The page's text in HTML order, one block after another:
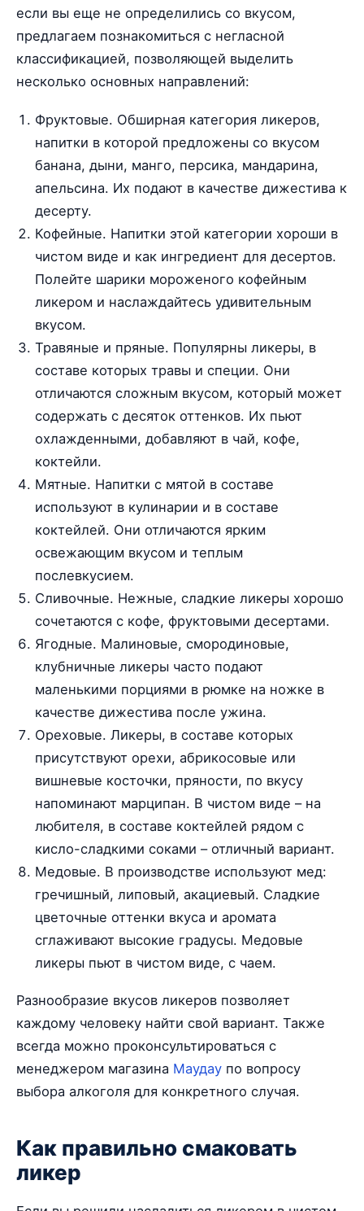
если вы еще не определились со вкусом,
предлагаем познакомиться с негласной
классификацией, позволяющей выделить
несколько основных направлений:
Фруктовые. Обширная категория ликеров,
напитки в которой предложены со вкусом
банана, дыни, манго, персика, мандарина,
апельсина. Их подают в качестве дижестива к
десерту.
Кофейные. Напитки этой категории хороши в
чистом виде и как ингредиент для десертов.
Полейте шарики мороженого кофейным
ликером и наслаждайтесь удивительным
вкусом.
Травяные и пряные. Популярны ликеры, в
составе которых травы и специи. Они
отличаются сложным вкусом, который может
содержать с десяток оттенков. Их пьют
охлажденными, добавляют в чай, кофе,
коктейли.
Мятные. Напитки с мятой в составе
используют в кулинарии и в составе
коктейлей. Они отличаются ярким
освежающим вкусом и теплым
послевкусием.
Сливочные. Нежные, сладкие ликеры хорошо
сочетаются с кофе, фруктовыми десертами.
Ягодные. Малиновые, смородиновые,
клубничные ликеры часто подают
маленькими порциями в рюмке на ножке в
качестве дижестива после ужина.
Ореховые. Ликеры, в составе которых
присутствуют орехи, абрикосовые или
вишневые косточки, пряности, по вкусу
напоминают марципан. В чистом виде – на
любителя, в составе коктейлей рядом с
кисло-сладкими соками – отличный вариант.
Медовые. В производстве используют мед:
гречишный, липовый, акациевый. Сладкие
цветочные оттенки вкуса и аромата
сглаживают высокие градусы. Медовые
ликеры пьют в чистом виде, с чаем.
Разнообразие вкусов ликеров позволяет
каждому человеку найти свой вариант. Также
всегда можно проконсультироваться с
менеджером магазина Маудау по вопросу
выбора алкоголя для конкретного случая.
Как правильно смаковать
ликер